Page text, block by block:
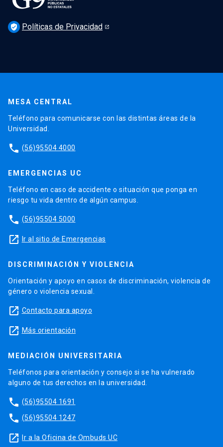
verified_user Políticas de Privacidad
MESA CENTRAL
Teléfono para comunicarse con las distintas áreas de la
Universidad.
phone (56)95504 4000
EMERGENCIAS UC
Teléfono en caso de accidente o situación que ponga en
riesgo tu vida dentro de algún campus.
phone (56)95504 5000
launch Ir al sitio de Emergencias
DISCRIMINACIÓN Y VIOLENCIA
Orientación y apoyo en casos de discriminación, violencia de
género o violencia sexual.
launch Contacto para apoyo
launch Más orientación
MEDIACIÓN UNIVERSITARIA
Teléfonos para orientación y consejo si se ha vulnerado
alguno de tus derechos en la universidad.
phone (56)95504 1691
phone (56)95504 1247
launch Ir a la Oficina de Ombuds UC